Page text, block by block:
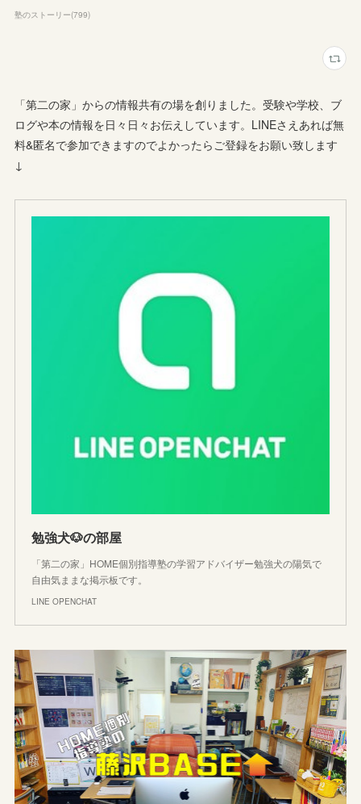
塾のストーリー(799)
「第二の家」からの情報共有の場を創りました。受験や学校、ブ
ログや本の情報を日々日々お伝えしています。LINEさえあれば無
料&匿名で参加できますのでよかったらご登録をお願い致します
↓
勉強犬🐶の部屋
「第二の家」HOME個別指導塾の学習アドバイザー勉強犬の陽気で
自由気ままな掲示板です。
LINE OPENCHAT